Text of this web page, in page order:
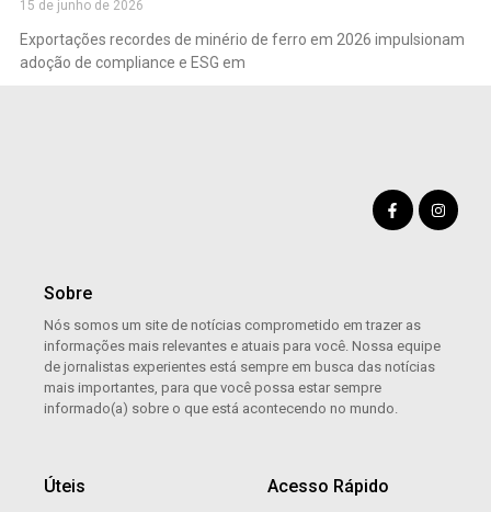
15 de junho de 2026
Exportações recordes de minério de ferro em 2026 impulsionam
adoção de compliance e ESG em
Sobre
Nós somos um site de notícias comprometido em trazer as
informações mais relevantes e atuais para você. Nossa equipe
de jornalistas experientes está sempre em busca das notícias
mais importantes, para que você possa estar sempre
informado(a) sobre o que está acontecendo no mundo.
Úteis Acesso Rápido